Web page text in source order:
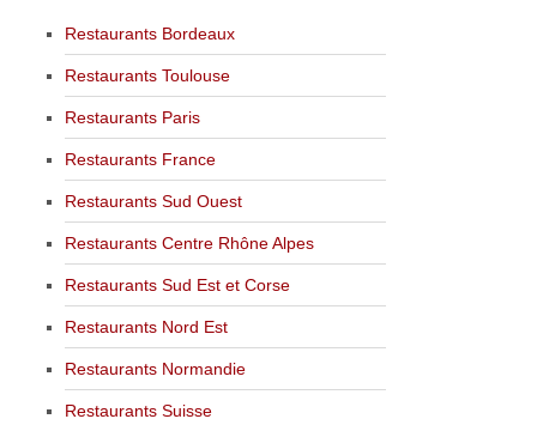
Restaurants Bordeaux
Restaurants Toulouse
Restaurants Paris
Restaurants France
Restaurants Sud Ouest
Restaurants Centre Rhône Alpes
Restaurants Sud Est et Corse
Restaurants Nord Est
Restaurants Normandie
Restaurants Suisse